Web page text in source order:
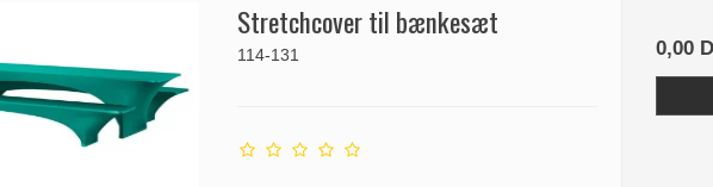
Stretchcover til bænkesæt
114-131 0,00